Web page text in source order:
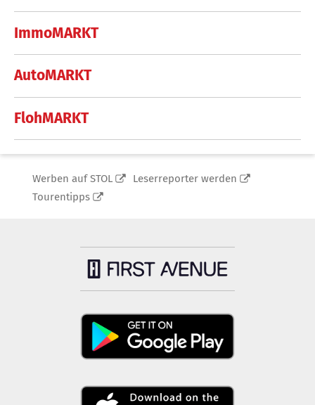
ImmoMARKT
AutoMARKT
FlohMARKT
Werben auf STOL
Leserreporter werden
Tourentipps